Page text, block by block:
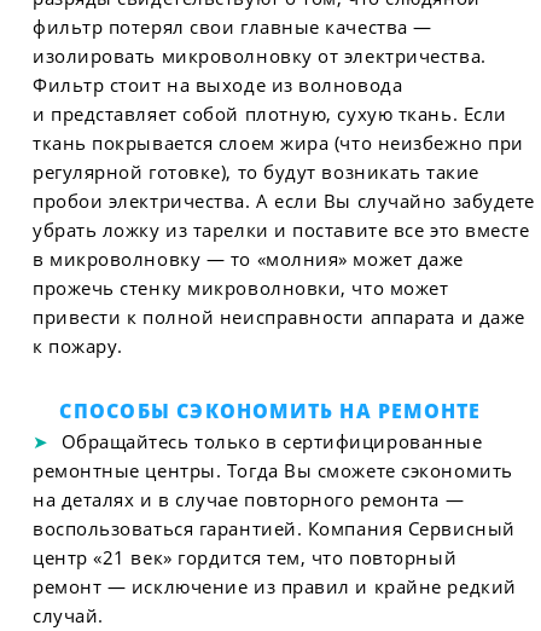
фильтр потерял свои главные качества —
изолировать микроволновку от электричества.
Фильтр стоит на выходе из волновода
и представляет собой плотную, сухую ткань. Если
ткань покрывается слоем жира (что неизбежно при
регулярной готовке), то будут возникать такие
пробои электричества. А если Вы случайно забудете
убрать ложку из тарелки и поставите все это вместе
в микроволновку — то «молния» может даже
прожечь стенку микроволновки, что может
привести к полной неисправности аппарата и даже
к пожару.
СПОСОБЫ СЭКОНОМИТЬ НА РЕМОНТЕ
Обращайтесь только в сертифицированные
ремонтные центры. Тогда Вы сможете сэкономить
на деталях и в случае повторного ремонта —
воспользоваться гарантией. Компания Сервисный
центр «21 век» гордится тем, что повторный
ремонт — исключение из правил и крайне редкий
случай.